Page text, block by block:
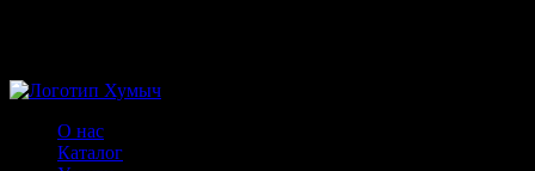
О нас
Каталог